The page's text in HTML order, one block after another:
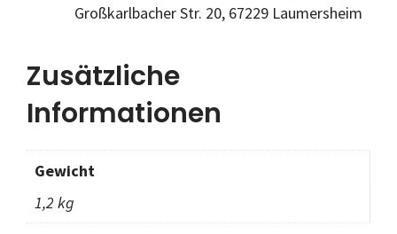
Großkarlbacher Str. 20, 67229 Laumersheim
Zusätzliche
Informationen
Gewicht
1,2 kg